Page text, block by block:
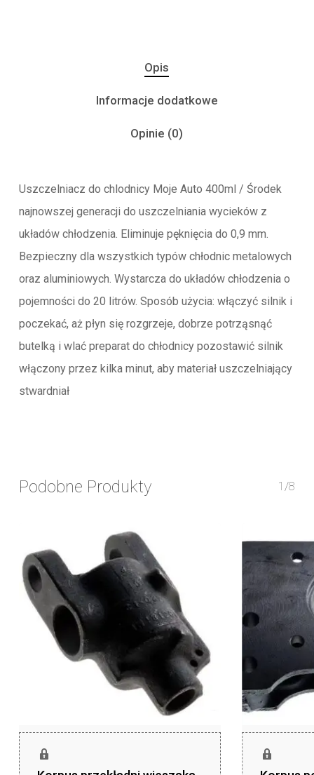
Opis
Informacje dodatkowe
Opinie (0)
Uszczelniacz do chlodnicy Moje Auto 400ml / Środek
najnowszej generacji do uszczelniania wycieków z
układów chłodzenia. Eliminuje pęknięcia do 0,9 mm.
Bezpieczny dla wszystkich typów chłodnic metalowych
oraz aluminiowych. Wystarcza do układów chłodzenia o
pojemności do 20 litrów. Sposób użycia: włączyć silnik i
poczekać, aż płyn się rozgrzeje, dobrze potrząsnąć
butelką i wlać preparat do chłodnicy pozostawić silnik
włączony przez kilka minut, aby materiał uszczelniający
stwardniał
Podobne Produkty 1/8